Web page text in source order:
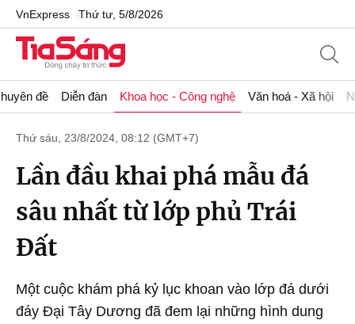
VnExpress Thứ tư, 5/8/2026
đề Diễn đàn Khoa học - Công nghệ Văn hoá - Xã hội
Thứ sáu, 23/8/2024, 08:12 (GMT+7)
Lần đầu khai phá mẫu đá
sâu nhất từ lớp phủ Trái
Đất
Một cuộc khám phá kỷ lục khoan vào lớp đá dưới
đáy Đại Tây Dương đã đem lại những hình dung